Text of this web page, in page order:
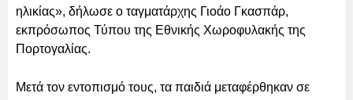
ηλικίας», δήλωσε ο ταγματάρχης Γιοάο Γκασπάρ,
εκπρόσωπος Τύπου της Εθνικής Χωροφυλακής της
Πορτογαλίας.
Μετά τον εντοπισμό τους, τα παιδιά μεταφέρθηκαν σε